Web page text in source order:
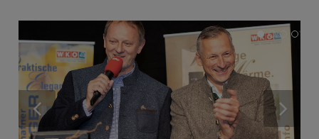
previous